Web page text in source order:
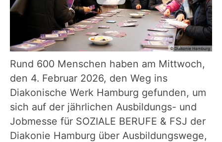
© Diakonie Hamburg
Rund 600 Menschen haben am Mittwoch,
den 4. Februar 2026, den Weg ins
Diakonische Werk Hamburg gefunden, um
sich auf der jährlichen Ausbildungs- und
Jobmesse für SOZIALE BERUFE & FSJ der
Diakonie Hamburg über Ausbildungswege,